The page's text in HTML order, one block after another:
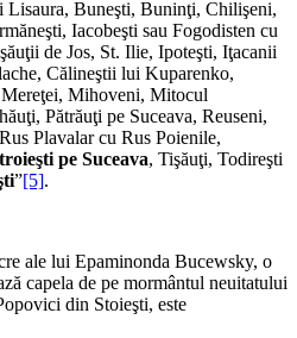
Lisaura, Buneşti, Buninţi, Chilişeni,
Iacobeşti sau Fogodisten cu
de Jos, St. Ilie, Ipoteşti, Iţacanii
Călineştii lui Kuparenko,
Mihoveni, Mitocul
Pătrăuţi pe Suceava, Reuseni,
Plavalar cu Rus Poienile,
pe Suceava, Tişăuţi, Todireşti
”[5].
ale lui Epaminonda Bucewsky, o
capela de pe mormântul neuitatului
din Stoieşti, este